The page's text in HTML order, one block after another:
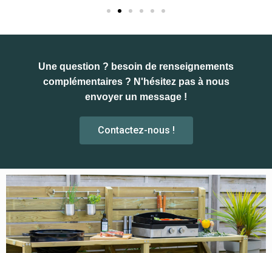
Une question ? besoin de renseignements
complémentaires ? N'hésitez pas à nous
envoyer un message !
Contactez-nous !